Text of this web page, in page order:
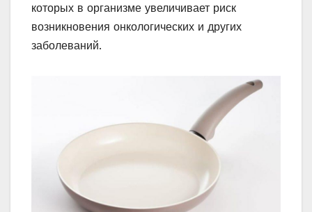
которых в организме увеличивает риск
возникновения онкологических и других
заболеваний.